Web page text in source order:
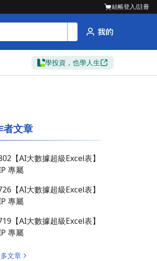
結帳登入/註冊
學投資，也學人生
者文章
【AI大數據超級Excel表】
專屬
【AI大數據超級Excel表】
專屬
【AI大數據超級Excel表】
專屬
文章